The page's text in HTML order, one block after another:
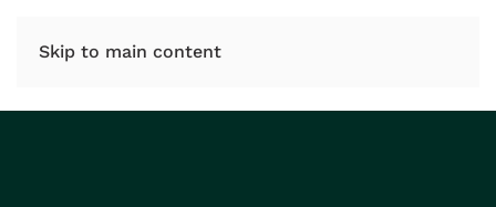
Skip to main content